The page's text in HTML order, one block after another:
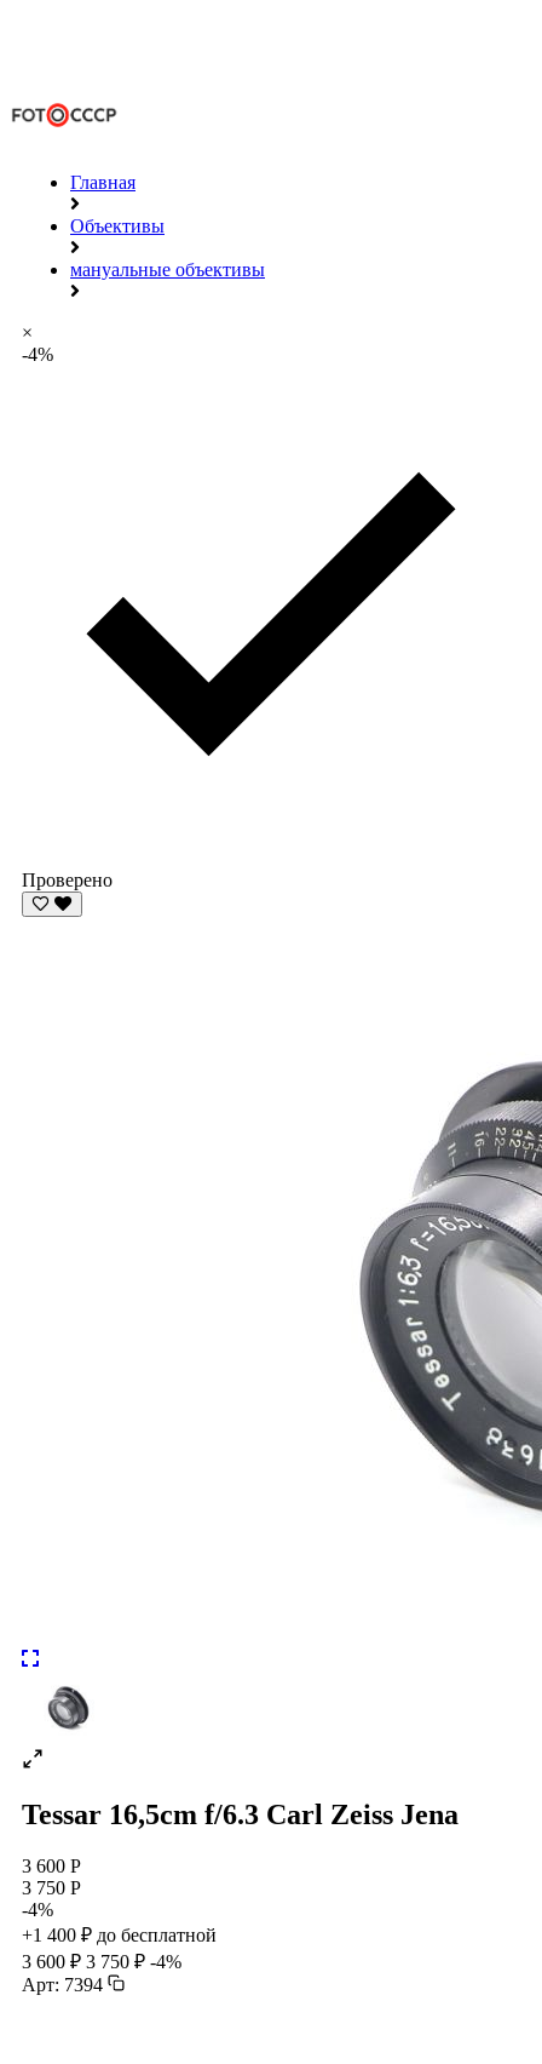
Главная
Объективы
мануальные объективы
×
-4%
Проверено
Tessar 16,5cm f/6.3 Carl Zeiss Jena
3 600 Р
3 750 Р
-4%
+1 400 ₽ до бесплатной
3 600 ₽ 3 750 ₽ -4%
Арт: 7394